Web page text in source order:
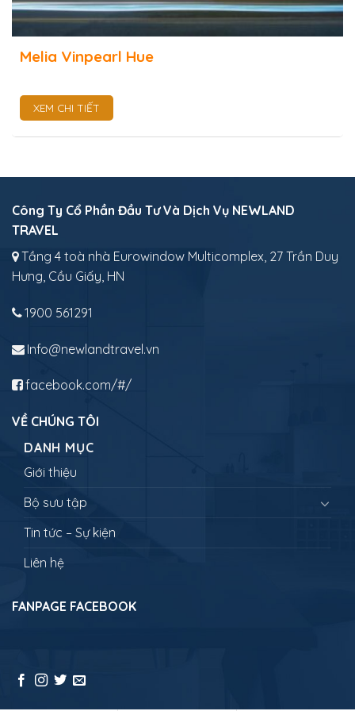
Melia Vinpearl Hue
XEM CHI TIẾT
Công Ty Cổ Phần Đầu Tư Và Dịch Vụ NEWLAND
TRAVEL
Tầng 4 toà nhà Eurowindow Multicomplex, 27 Trần Duy
Hưng, Cầu Giấy, HN
1900 561291
Info@newlandtravel.vn
facebook.com/#/
VỀ CHÚNG TÔI
DANH MỤC
Giới thiệu
Bộ sưu tập
Tin tức – Sự kiện
Liên hệ
FANPAGE FACEBOOK